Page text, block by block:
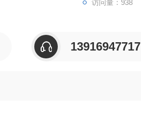
访问量：938
13916947717